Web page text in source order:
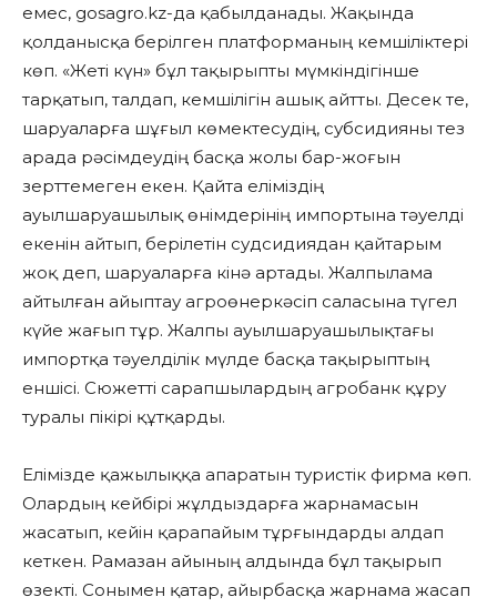
емес, gosagro.kz-да қабылданады. Жақында
қолданысқа берілген платформаның кемшіліктері
көп. «Жеті күн» бұл тақырыпты мүмкіндігінше
тарқатып, талдап, кемшілігін ашық айтты. Десек те,
шаруаларға шұғыл көмектесудің, субсидияны тез
арада рәсімдеудің басқа жолы бар-жоғын
зерттемеген екен. Қайта еліміздің
ауылшаруашылық өнімдерінің импортына тәуелді
екенін айтып, берілетін судсидиядан қайтарым
жоқ деп, шаруаларға кінә артады. Жалпылама
айтылған айыптау агроөнеркәсіп саласына түгел
күйе жағып тұр. Жалпы ауылшаруашылықтағы
импортқа тәуелділік мүлде басқа тақырыптың
еншісі. Сюжетті сарапшылардың агробанк құру
туралы пікірі құтқарды.
Елімізде қажылыққа апаратын туристік фирма көп.
Олардың кейбірі жұлдыздарға жарнамасын
жасатып, кейін қарапайым тұрғындарды алдап
кеткен. Рамазан айының алдында бұл тақырып
өзекті. Сонымен қатар, айырбасқа жарнама жасап